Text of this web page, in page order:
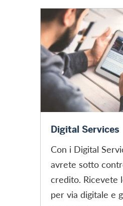
Digital Services
Digital Services
Con i Digital
avrete sotto
credito. Ricevete
per via digitale e